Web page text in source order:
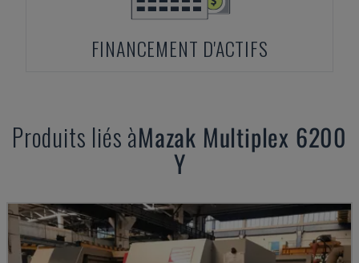
FINANCEMENT D'ACTIFS
Produits liés àMazak Multiplex 6200
Y